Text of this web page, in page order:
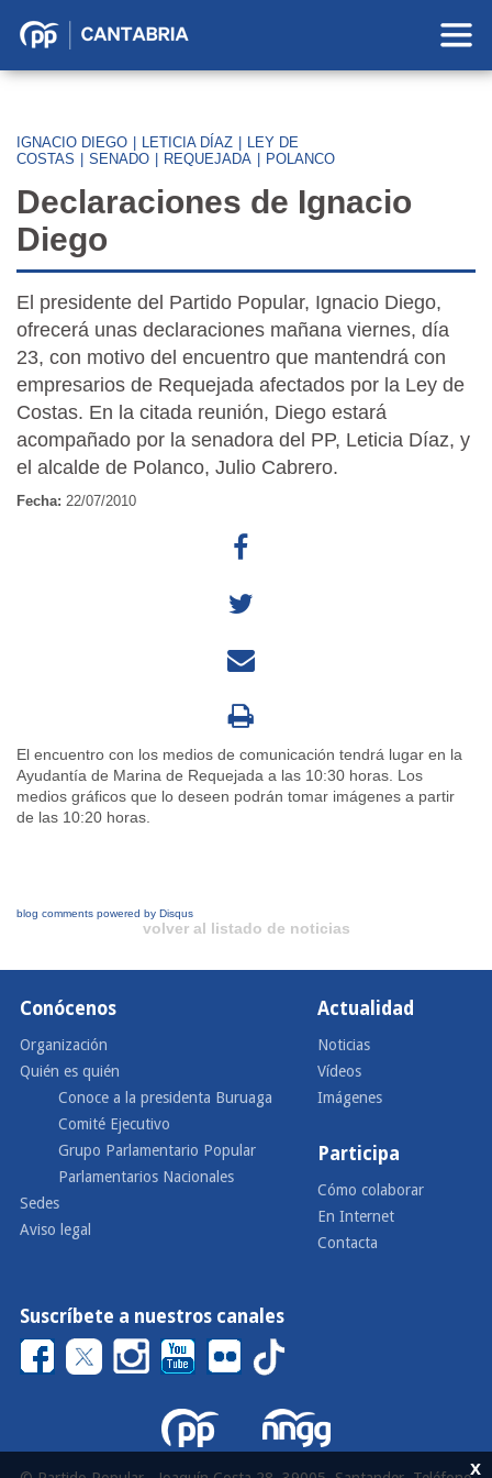
Partido
Cantabria
IGNACIO DIEGO LETICIA DÍAZ
LEY DE
COSTAS
SENADO REQUEJADA POLANCO
Declaraciones de Ignacio
Diego
El presidente del Partido Popular, Ignacio Diego,
ofrecerá unas declaraciones mañana viernes, día
23, con motivo del encuentro que mantendrá con
empresarios de Requejada afectados por la Ley de
Costas. En la citada reunión, Diego estará
acompañado por la senadora del PP, Leticia Díaz, y
el alcalde de Polanco, Julio Cabrero.
Fecha: 22/07/2010
El encuentro con los medios de comunicación tendrá lugar en la
Ayudantía de Marina de Requejada a las 10:30 horas. Los
medios gráficos que lo deseen podrán tomar imágenes a partir
de las 10:20 horas.
blog comments powered by Disqus
volver al listado de noticias
Conócenos
Organización
Quién es quién
Conoce a la presidenta Buruaga
Comité Ejecutivo
Grupo Parlamentario Popular
Parlamentarios Nacionales
Sedes
Aviso legal
Actualidad
Noticias
Vídeos
Imágenes
Participa
Cómo colaborar
En Internet
Contacta
Suscríbete a nuestros canales
x